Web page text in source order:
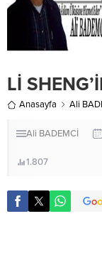
Lİ
Anasayfa Ali
Ali BADEMCİ
1.807